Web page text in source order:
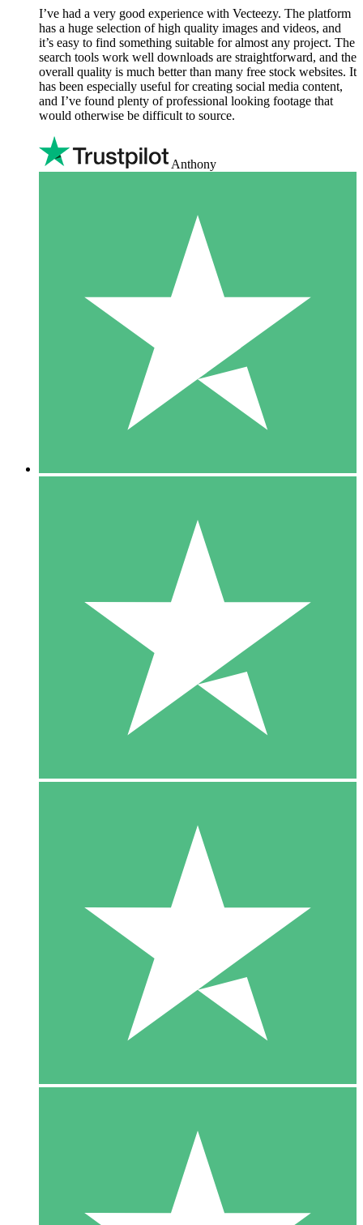
I’ve had a very good experience with Vecteezy. The platform
has a huge selection of high quality images and videos, and
it’s easy to find something suitable for almost any project. The
search tools work well downloads are straightforward, and the
overall quality is much better than many free stock websites. It
has been especially useful for creating social media content,
and I’ve found plenty of professional looking footage that
would otherwise be difficult to source.
Anthony